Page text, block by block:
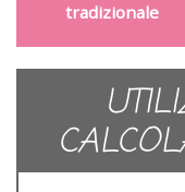
tradizionale